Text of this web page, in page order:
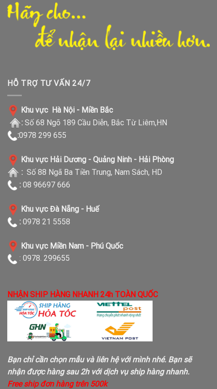
HỖ TRỢ TƯ VẤN 24/7
Khu vực Hà Nội - Miền Bắc
: Số 68 Ngõ 189 Cầu Diễn, Bắc Từ Liêm,HN
:0978 299 655
Khu vực Hải Dương - Quảng Ninh - Hải Phòng
: Số 88 Ngã Ba Tiền Trung, Nam Sách, HD
: 08 96697 666
Khu vực Đà Nẵng - Huế
: 0978 21 5558
Khu vực Miền Nam - Phú Quốc
: 0978. 299655
NHẬN SHIP HÀNG NHANH 24h TOÀN QUỐC
Bạn chỉ cần chọn mẫu và liên hệ với mình nhé. Bạn sẽ
nhận được hàng sau 2h với dịch vụ ship hàng nhanh.
Free ship đơn hàng trên 500k